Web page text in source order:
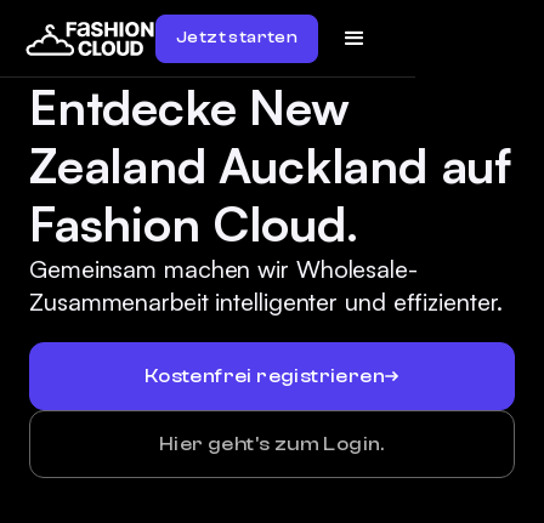
Jetzt starten
Entdecke New
Zealand Auckland auf
Fashion Cloud.
Gemeinsam machen wir Wholesale-
Zusammenarbeit intelligenter und effizienter.
Kostenfrei registrieren
Hier geht's zum Login.